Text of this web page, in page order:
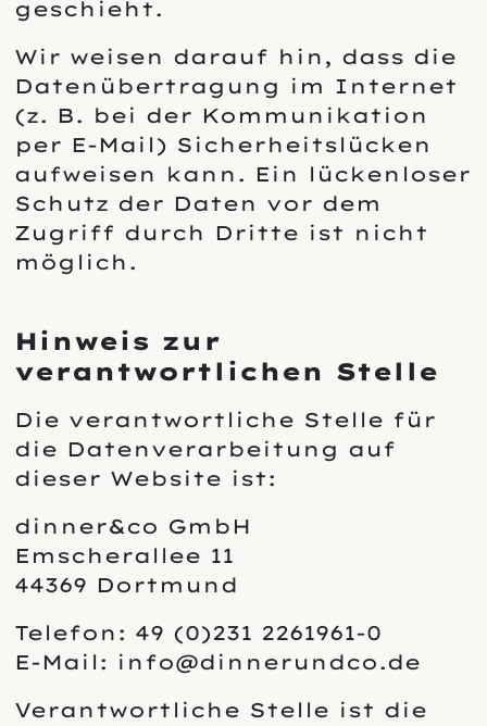
geschieht.
Wir weisen darauf hin, dass die
Datenübertragung im Internet
(z. B. bei der Kommunikation
per E-Mail) Sicherheitslücken
aufweisen kann. Ein lückenloser
Schutz der Daten vor dem
Zugriff durch Dritte ist nicht
möglich.
Hinweis zur
verantwortlichen Stelle
Die verantwortliche Stelle für
die Datenverarbeitung auf
dieser Website ist:
dinner&co GmbH
Emscherallee 11
44369 Dortmund
Telefon: 49 (0)231 2261961-0
E-Mail: info@dinnerundco.de
Verantwortliche Stelle ist die